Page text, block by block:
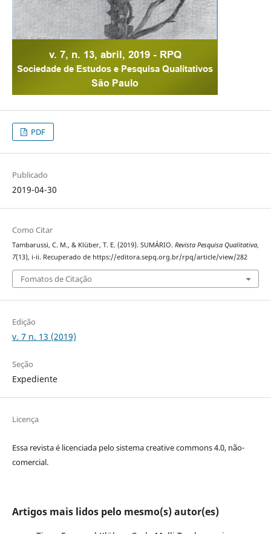
PDF
Publicado
2019-04-30
Como Citar
Tambarussi, C. M., & Klüber, T. E. (2019). SUMÁRIO. Revista Pesquisa Qualitativa,
7(13), i-ii. Recuperado de https://editora.sepq.org.br/rpq/article/view/282
Fomatos de Citação
Edição
v. 7 n. 13 (2019)
Seção
Expediente
Licença
Essa revista é licenciada pelo sistema creative commons 4.0, não-
comercial.
Artigos mais lidos pelo mesmo(s) autor(es)